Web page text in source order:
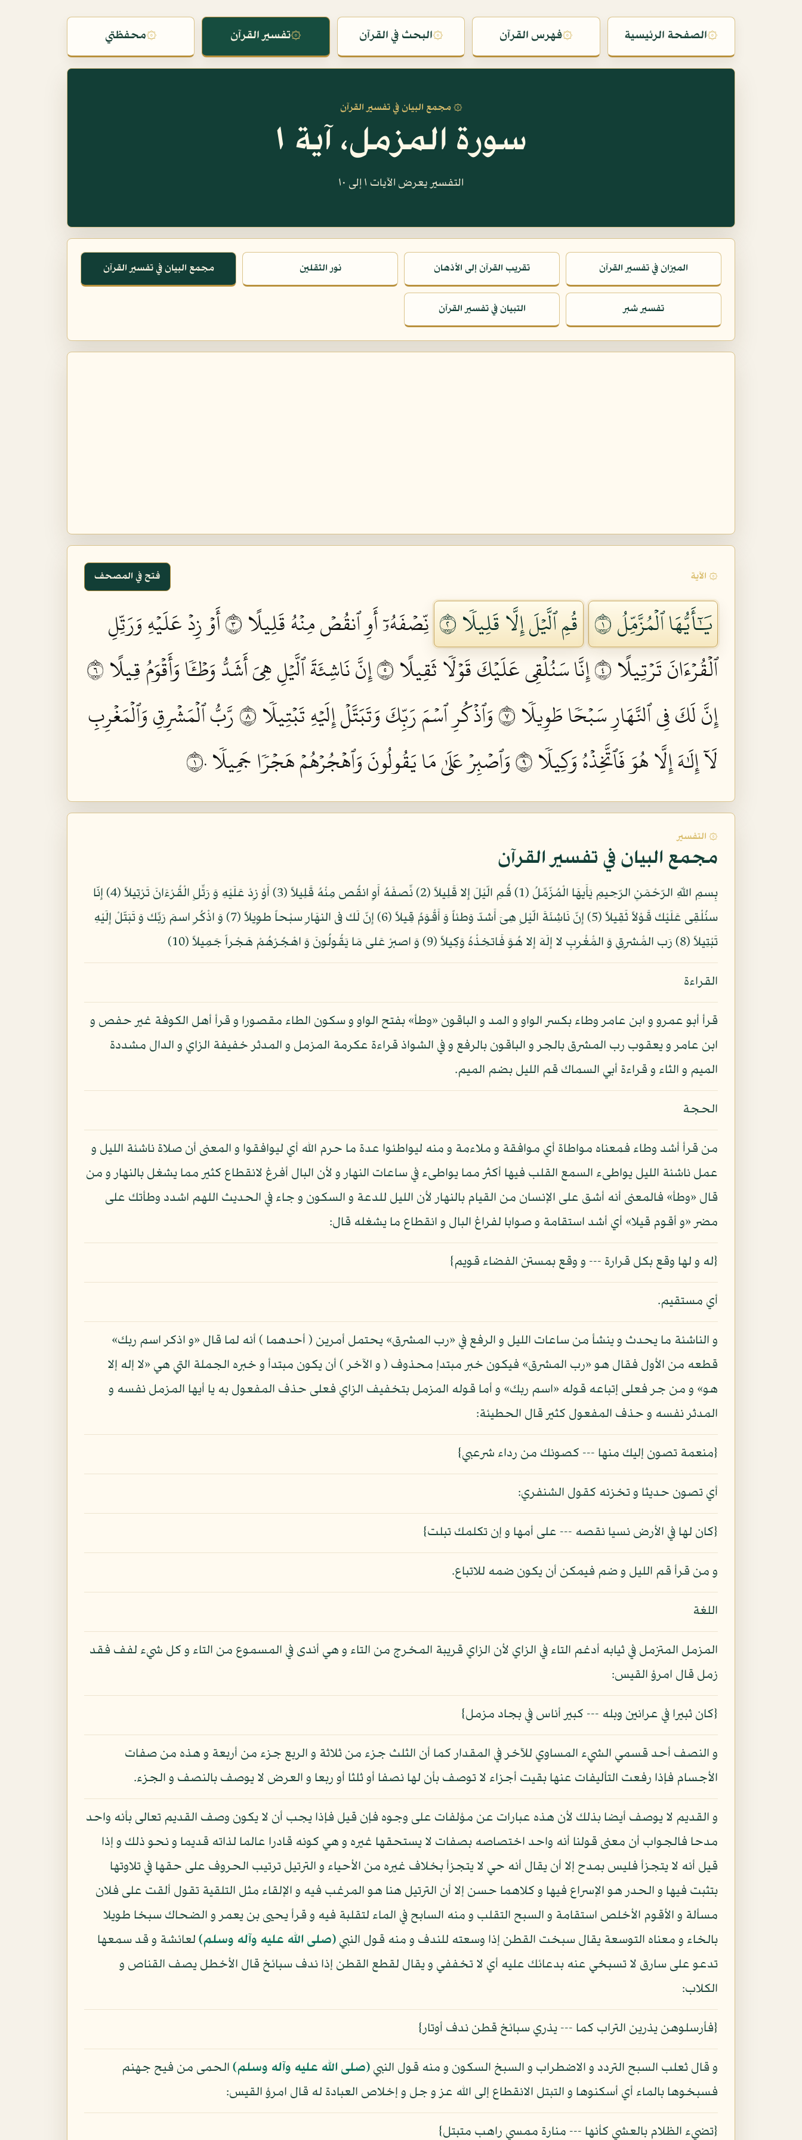
۞الصفحة الرئيسية ۞فهرس القرآن ۞البحث في القرآن ۞تفسير القرآن ۞محفظتي
۞ مجمع البيان في تفسير القرآن
سورة المزمل، آية ١
التفسير يعرض الآيات ١ إلى ١٠
الميزان في تفسير القرآن تقريب القرآن إلى الأذهان نور الثقلين مجمع البيان في تفسير القرآن
تفسير شبر التبيان في تفسير القرآن
۞ الآية فتح في المصحف
يَٰٓأَيُّهَا ٱلۡمُزَّمِّلُ ١ قُمِ ٱلَّيۡلَ إِلَّا قَلِيلٗا ٢ نِّصۡفَهُۥٓ أَوِ ٱنقُصۡ مِنۡهُ قَلِيلًا ٣
أَوۡ زِدۡ عَلَيۡهِ وَرَتِّلِ
ٱلۡقُرۡءَانَ تَرۡتِيلًا ٤
إِنَّا سَنُلۡقِي عَلَيۡكَ قَوۡلٗا ثَقِيلًا ٥
إِنَّ نَاشِئَةَ ٱلَّيۡلِ هِيَ أَشَدُّ وَطۡـٔٗا وَأَقۡوَمُ قِيلًا ٦
إِنَّ لَكَ فِي ٱلنَّهَارِ سَبۡحٗا طَوِيلٗا ٧
وَٱذۡكُرِ ٱسۡمَ رَبِّكَ وَتَبَتَّلۡ إِلَيۡهِ تَبۡتِيلٗا ٨
رَّبُّ ٱلۡمَشۡرِقِ وَٱلۡمَغۡرِبِ
لَآ إِلَٰهَ إِلَّا هُوَ فَٱتَّخِذۡهُ وَكِيلٗا ٩
وَٱصۡبِرۡ عَلَىٰ مَا يَقُولُونَ وَٱهۡجُرۡهُمۡ هَجۡرٗا جَمِيلٗا ١٠
۞ التفسير
مجمع البيان في تفسير القرآن
بِسمِ اللّهِ الرّحْمَنِ الرّحِيمِ يَأَيهَا الْمُزّمِّلُ (1) قُمِ الّيْلَ إِلا قَلِيلاً (2) نِّصفَهُ أَوِ انقُص مِنْهُ قَلِيلاً (3) أَوْ زِدْ عَلَيْهِ وَ رَتِّلِ الْقُرْءَانَ تَرْتِيلاً (4) إِنّا
سنُلْقِى عَلَيْك قَوْلاً ثَقِيلاً (5) إِنّ نَاشِئَةَ الّيْلِ هِىَ أَشدّ وَطئاً وَ أَقْوَمُ قِيلاً (6) إِنّ لَك فى النهَارِ سبْحاً طوِيلاً (7) وَ اذْكُرِ اسمَ رَبِّك وَ تَبَتّلْ إِلَيْهِ
تَبْتِيلاً (8) رَب المَْشرِقِ وَ المَْغْرِبِ لا إِلَهَ إِلا هُوَ فَاتخِذْهُ وَكِيلاً (9) وَ اصبرْ عَلى مَا يَقُولُونَ وَ اهْجُرْهُمْ هَجْراً جَمِيلاً (10)
القراءة
قرأ أبو عمرو و ابن عامر وطاء بكسر الواو و المد و الباقون «وطأ» بفتح الواو و سكون الطاء مقصورا و قرأ أهل الكوفة غير حفص و
ابن عامر و يعقوب رب المشرق بالجر و الباقون بالرفع و في الشواذ قراءة عكرمة المزمل و المدثر خفيفة الزاي و الدال مشددة
الميم و الثاء و قراءة أبي السماك قم الليل بضم الميم.
الحجة
من قرأ أشد وطاء فمعناه مواطاة أي موافقة و ملاءمة و منه ليواطئوا عدة ما حرم الله أي ليوافقوا و المعنى أن صلاة ناشئة الليل و
عمل ناشئة الليل يواطىء السمع القلب فيها أكثر مما يواطىء في ساعات النهار و لأن البال أفرغ لانقطاع كثير مما يشغل بالنهار و من
قال «وطأ» فالمعنى أنه أشق على الإنسان من القيام بالنهار لأن الليل للدعة و السكون و جاء في الحديث اللهم اشدد وطأتك على
مضر «و أقوم قيلا» أي أشد استقامة و صوابا لفراغ البال و انقطاع ما يشغله قال:
{له و لها وقع بكل قرارة --- و وقع بمستن الفضاء قويم}
أي مستقيم.
و الناشئة ما يحدث و ينشأ من ساعات الليل و الرفع في «رب المشرق» يحتمل أمرين ( أحدهما ) أنه لما قال «و اذكر اسم ربك»
قطعه من الأول فقال هو «رب المشرق» فيكون خبر مبتدإ محذوف ( و الآخر ) أن يكون مبتدأ و خبره الجملة التي هي «لا إله إلا
هو» و من جر فعلى إتباعه قوله «اسم ربك» و أما قوله المزمل بتخفيف الزاي فعلى حذف المفعول به يا أيها المزمل نفسه و
المدثر نفسه و حذف المفعول كثير قال الحطيئة:
{منعمة تصون إليك منها --- كصونك من رداء شرعبي}
أي تصون حديثا و تخزنه كقول الشنفري:
{كان لها في الأرض نسيا نقصه --- على أمها و إن تكلمك تبلت}
و من قرأ قم الليل و ضم فيمكن أن يكون ضمه للاتباع.
اللغة
المزمل المتزمل في ثيابه أدغم التاء في الزاي لأن الزاي قريبة المخرج من التاء و هي أندى في المسموع من التاء و كل شيء لفف فقد
زمل قال امرؤ القيس:
{كان ثبيرا في عرانين وبله --- كبير أناس في بجاد مزمل}
و النصف أحد قسمي الشيء المساوي للآخر في المقدار كما أن الثلث جزء من ثلاثة و الربع جزء من أربعة و هذه من صفات
الأجسام فإذا رفعت التأليفات عنها بقيت أجزاء لا توصف بأن لها نصفا أو ثلثا أو ربعا و العرض لا يوصف بالنصف و الجزء.
و القديم لا يوصف أيضا بذلك لأن هذه عبارات عن مؤلفات على وجوه فإن قيل فإذا يجب أن لا يكون وصف القديم تعالى بأنه واحد
مدحا فالجواب أن معنى قولنا أنه واحد اختصاصه بصفات لا يستحقها غيره و هي كونه قادرا عالما لذاته قديما و نحو ذلك و إذا
قيل أنه لا يتجزأ فليس بمدح إلا أن يقال أنه حي لا يتجزأ بخلاف غيره من الأحياء و الترتيل ترتيب الحروف على حقها في تلاوتها
بتثبت فيها و الحدر هو الإسراع فيها و كلاهما حسن إلا أن الترتيل هنا هو المرغب فيه و الإلقاء مثل التلقية تقول ألقت على فلان
مسألة و الأقوم الأخلص استقامة و السبح التقلب و منه السابح في الماء لتقلبة فيه و قرأ يحيى بن يعمر و الضحاك سبخا طويلا
بالخاء و معناه التوسعة يقال سبخت القطن إذا وسعته للندف و منه قول النبي (صلى الله عليه وآله وسلم) لعائشة و قد سمعها
تدعو على سارق لا تسبخي عنه بدعائك عليه أي لا تخففي و يقال لقطع القطن إذا ندف سبائخ قال الأخطل يصف القناص و
الكلاب:
{فأرسلوهن يذرين التراب كما --- يذري سبائخ قطن ندف أوتار}
و قال ثعلب السبح التردد و الاضطراب و السبخ السكون و منه قول النبي (صلى الله عليه وآله وسلم) الحمى من فيح جهنم
فسبخوها بالماء أي أسكنوها و التبتل الانقطاع إلى الله عز و جل و إخلاص العبادة له قال امرؤ القيس:
{تضيء الظلام بالعشي كأنها --- منارة ممسي راهب متبتل}